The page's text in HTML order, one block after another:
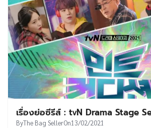
เรื่องย่อซีรีส์ : tvN Drama Stage
ByThe Bag SellerOn13/02/2021